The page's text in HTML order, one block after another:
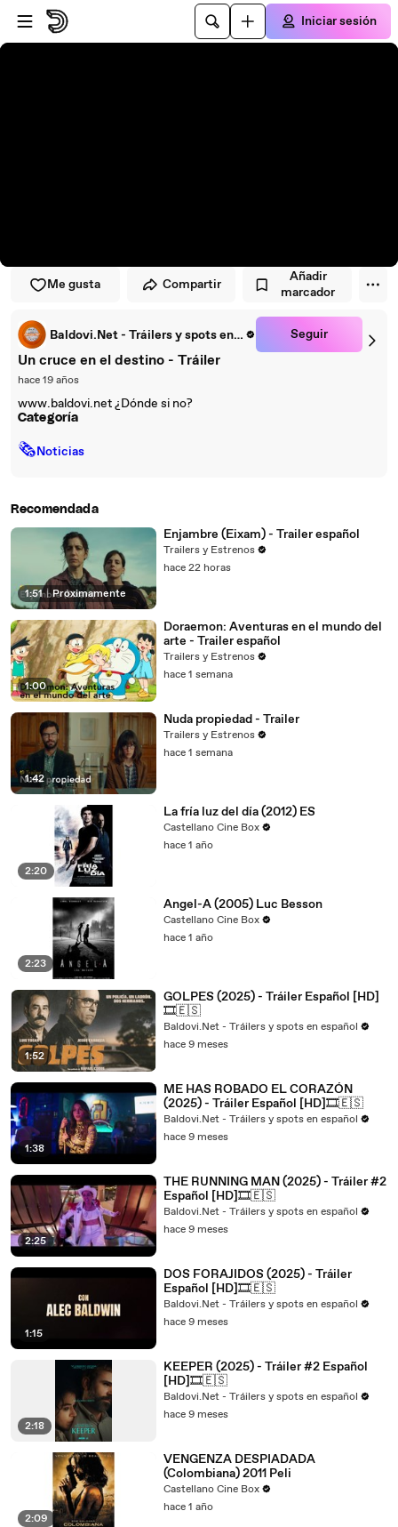
Saltar al reproductor
Saltar al contenido principal
Iniciar sesión
Me gusta Compartir
Añadir
marcador
Baldovi.Net - Tráilers y spots en español Seguir
Un cruce en el destino - Tráiler
hace 19 años
www.baldovi.net ¿Dónde si no?
Categoría
🗞Noticias
Recomendada
1:51 | Próximamente
Enjambre (Eixam) - Trailer español
Trailers y Estrenos
hace 22 horas
1:00
Doraemon: Aventuras en el mundo del
arte - Trailer español
Trailers y Estrenos
hace 1 semana
1:42
Nuda propiedad - Trailer
Trailers y Estrenos
hace 1 semana
2:20
La fría luz del día (2012) ES
Castellano Cine Box
hace 1 año
2:23
Angel-A (2005) Luc Besson
Castellano Cine Box
hace 1 año
1:52
GOLPES (2025) - Tráiler Español [HD]
🎞️🇪🇸
Baldovi.Net - Tráilers y spots en español
hace 9 meses
1:38
ME HAS ROBADO EL CORAZÓN
(2025) - Tráiler Español [HD]🎞️🇪🇸
Baldovi.Net - Tráilers y spots en español
hace 9 meses
2:25
THE RUNNING MAN (2025) - Tráiler #2
Español [HD]🎞️🇪🇸
Baldovi.Net - Tráilers y spots en español
hace 9 meses
1:15
DOS FORAJIDOS (2025) - Tráiler
Español [HD]🎞️🇪🇸
Baldovi.Net - Tráilers y spots en español
hace 9 meses
2:18
KEEPER (2025) - Tráiler #2 Español
[HD]🎞️🇪🇸
Baldovi.Net - Tráilers y spots en español
hace 9 meses
2:09
VENGENZA DESPIADADA
(Colombiana) 2011 Peli
Castellano Cine Box
hace 1 año